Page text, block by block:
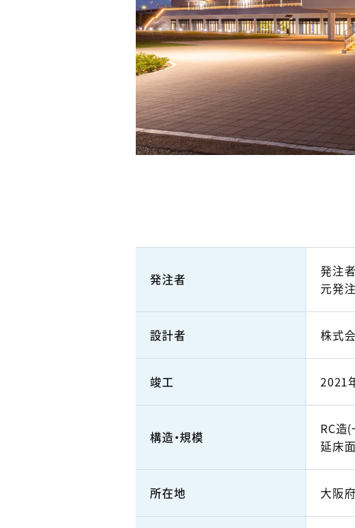
発注者
発注
元発
設計者 株式
竣工 2021
構造・規模
RC造
延床
所在地 大阪